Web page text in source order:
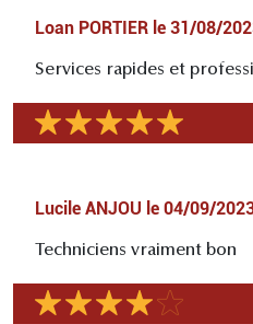
Loan PORTIER le 31/08/
Services rapides et
Lucile ANJOU le 04/09/
Techniciens vraiment bon